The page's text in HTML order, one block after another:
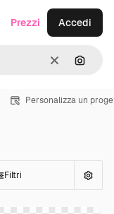
CancellaCerca
Prezzi Accedi
Personalizza un
Filtri